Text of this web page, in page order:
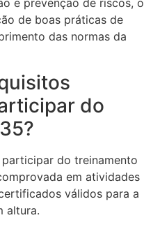
de boas práticas de
das normas da
do
do treinamento
em atividades
válidos para a
altura.